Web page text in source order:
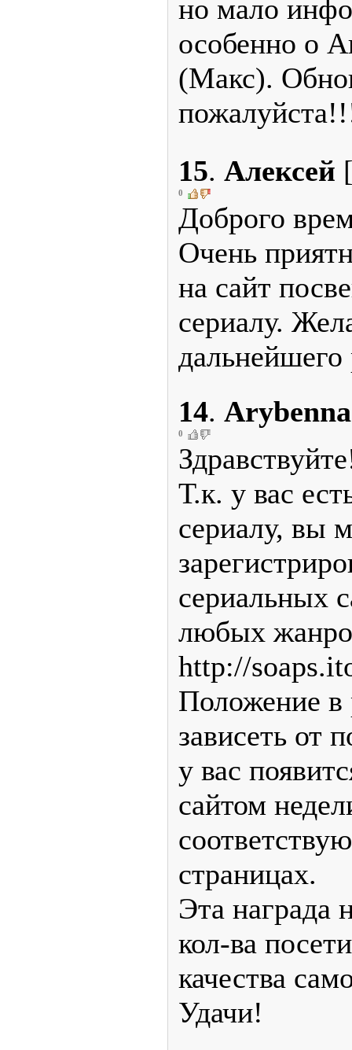
но мало
особенно о
(Макс).
15. Алексей
0
Доброго
Очень
на сайт
сериалу.
дальнейшего
14. Arybenna
0
Т.к. у вас
сериалу, вы
сериальных
любых
http://
Положение в
зависеть от
у вас
сайтом
страницах.
Эта награда
кол-ва
качества
Удачи!